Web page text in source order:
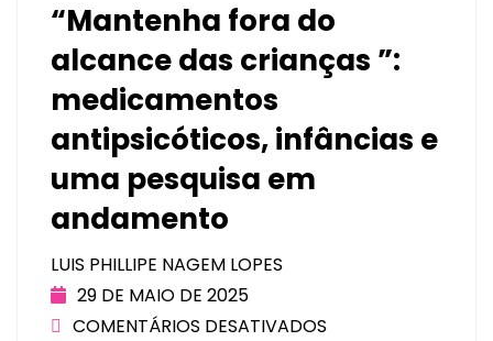
“Mantenha fora do
alcance das crianças ”:
medicamentos
antipsicóticos, infâncias e
uma pesquisa em
andamento
LUIS PHILLIPE NAGEM LOPES
29 DE MAIO DE 2025
COMENTÁRIOS DESATIVADOS